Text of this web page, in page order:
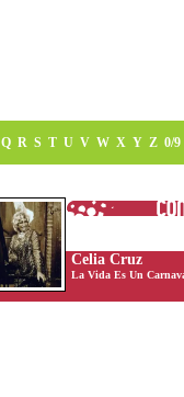
Q R S T U V W X Y Z 0/9
Celia Cruz
La Vida Es Un